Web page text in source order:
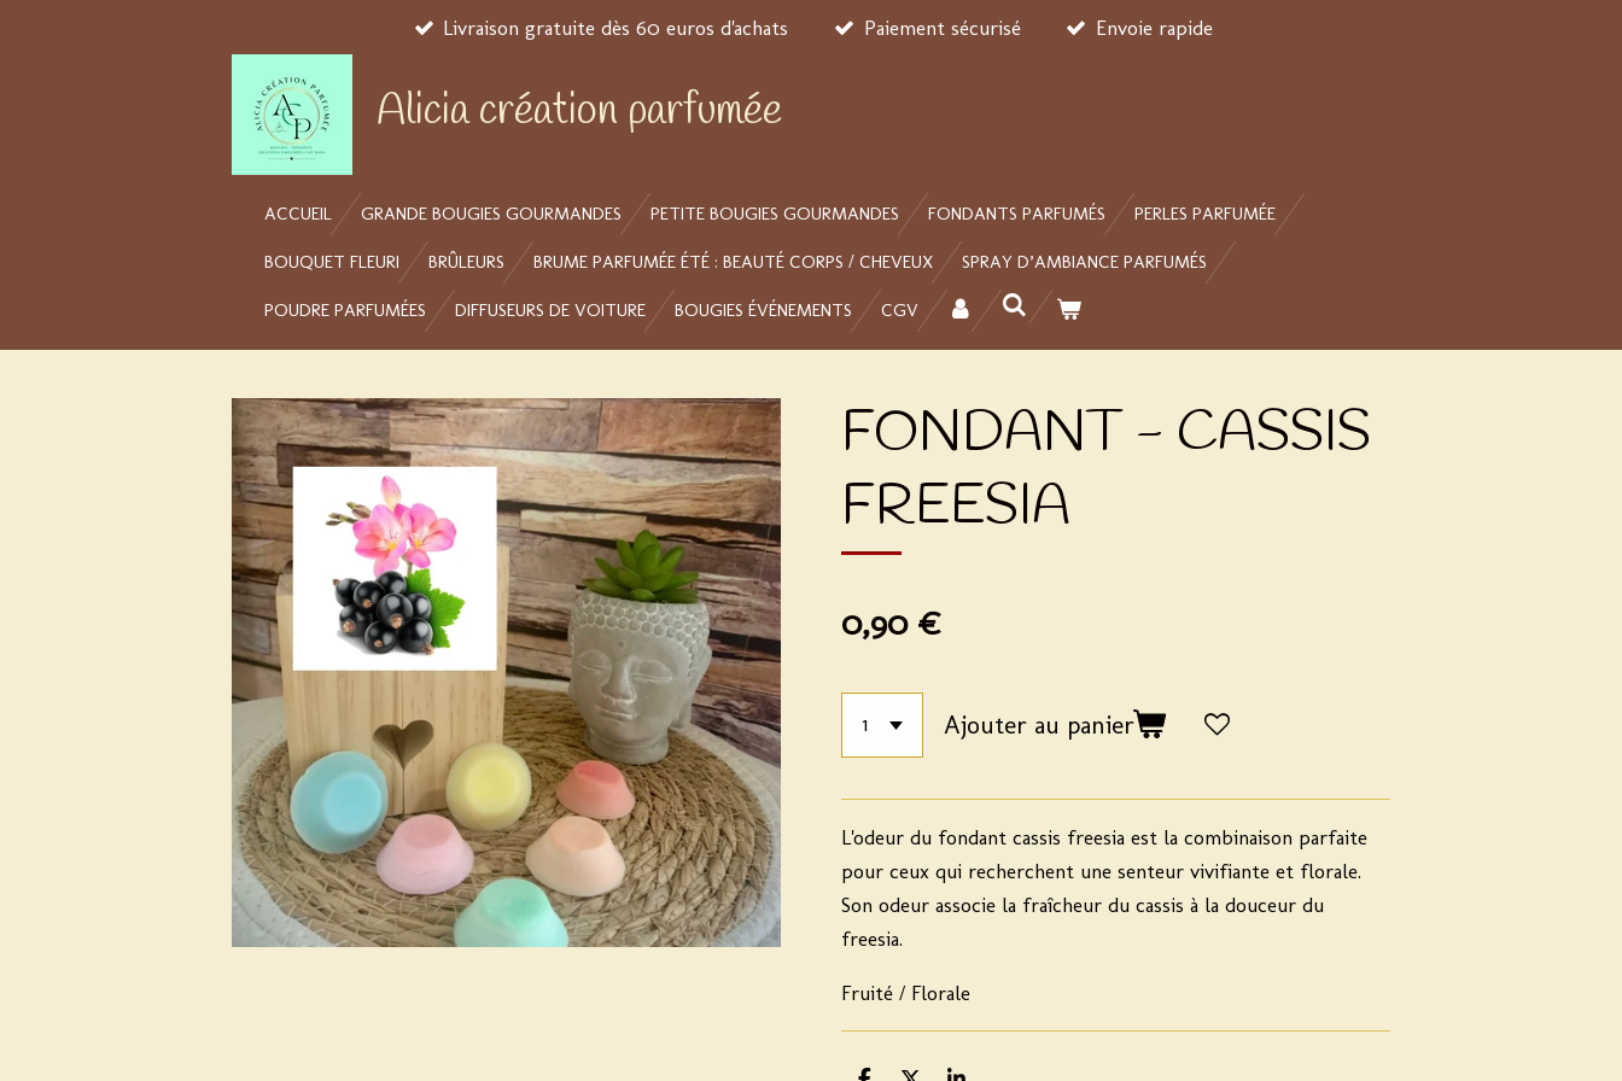
Livraison gratuite dès 60 euros d'achats Paiement sécurisé Envoie rapide
Alicia création parfumée
ACCUEIL GRANDE BOUGIES GOURMANDES PETITE BOUGIES GOURMANDES FONDANTS PARFUMÉS PERLES PARFUMÉE
BOUQUET FLEURI BRÛLEURS BRUME PARFUMÉE ÉTÉ : BEAUTÉ CORPS / CHEVEUX SPRAY D’AMBIANCE PARFUMÉS
POUDRE PARFUMÉES DIFFUSEURS DE VOITURE BOUGIES ÉVÉNEMENTS CGV
FONDANT - CASSIS
FREESIA
0,90 €
Ajouter au panier
L'odeur du fondant cassis freesia est la combinaison parfaite
pour ceux qui recherchent une senteur vivifiante et florale.
Son odeur associe la fraîcheur du cassis à la douceur du
freesia.
Fruité / Florale